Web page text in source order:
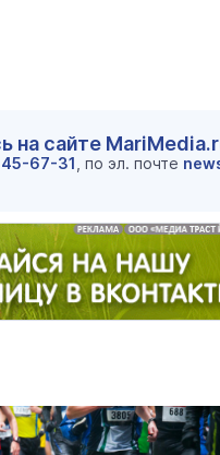
Как узнать на законных
кто собственник
на сайте
67-31 , по эл. почте